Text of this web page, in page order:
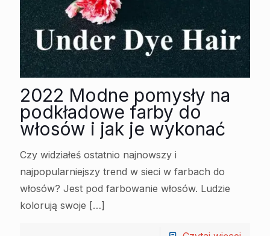
2022 Modne pomysły na
podkładowe farby do
włosów i jak je wykonać
Czy widziałeś ostatnio najnowszy i
najpopularniejszy trend w sieci w farbach do
włosów? Jest pod farbowanie włosów. Ludzie
kolorują swoje […]